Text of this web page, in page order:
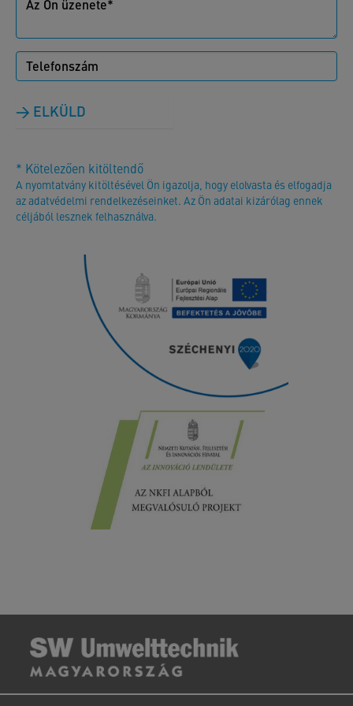
ELKÜLD
* Kötelezően kitöltendő
A nyomtatvány kitöltésével Ön igazolja, hogy elolvasta és elfogadja
az adatvédelmi rendelkezéseinket. Az Ön adatai kizárólag ennek
céljából lesznek felhasználva.